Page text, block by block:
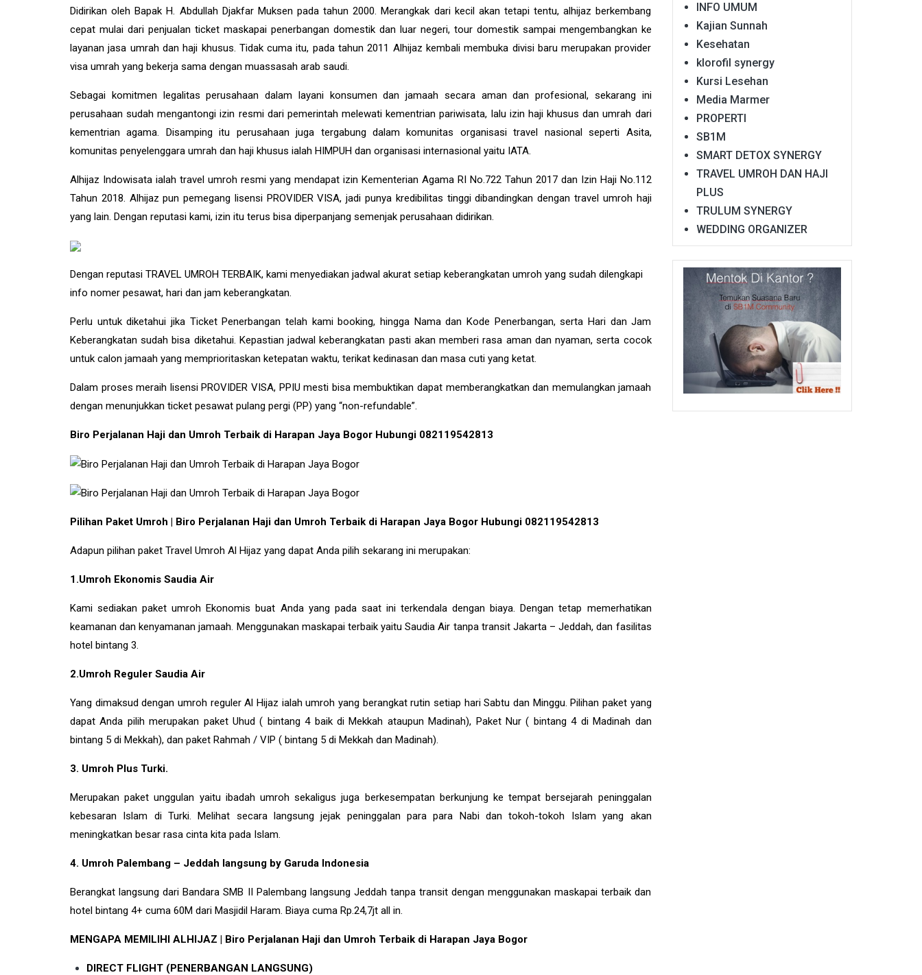
Didirikan oleh Bapak H. Abdullah Djakfar Muksen pada tahun 2000. Merangkak dari kecil akan tetapi tentu, alhijaz berkembang
cepat mulai dari penjualan ticket maskapai penerbangan domestik dan luar negeri, tour domestik sampai mengembangkan ke
layanan jasa umrah dan haji khusus. Tidak cuma itu, pada tahun 2011 Alhijaz kembali membuka divisi baru merupakan provider
visa umrah yang bekerja sama dengan muassasah arab saudi.
Sebagai komitmen legalitas perusahaan dalam layani konsumen dan jamaah secara aman dan profesional, sekarang ini
perusahaan sudah mengantongi izin resmi dari pemerintah melewati kementrian pariwisata, lalu izin haji khusus dan umrah dari
kementrian agama. Disamping itu perusahaan juga tergabung dalam komunitas organisasi travel nasional seperti Asita,
komunitas penyelenggara umrah dan haji khusus ialah HIMPUH dan organisasi internasional yaitu IATA.
Alhijaz Indowisataialah travel umroh resmi yang mendapat izin Kementerian Agama RI No.722 Tahun 2017 dan Izin Haji No.112
Tahun 2018. Alhijaz pun pemegang lisensi PROVIDER VISA, jadi punya kredibilitas tinggi dibandingkan dengan travel umroh haji
yang lain. Dengan reputasi kami, izin itu terus bisa diperpanjang semenjak perusahaan didirikan.
Dengan reputasi TRAVEL UMROH TERBAIK, kami menyediakan jadwal akurat setiap keberangkatan umroh yang sudah dilengkapi
info nomer pesawat, hari dan jam keberangkatan.
Perlu untuk diketahui jika Ticket Penerbangan telah kami booking, hingga Nama dan Kode Penerbangan, serta Hari dan Jam
Keberangkatan sudah bisa diketahui. Kepastian jadwal keberangkatan pasti akan memberi rasa aman dan nyaman, serta cocok
untuk calon jamaah yang memprioritaskan ketepatan waktu, terikat kedinasan dan masa cuti yang ketat.
Dalam proses meraih lisensi PROVIDER VISA, PPIU mesti bisa membuktikan dapat memberangkatkan dan memulangkan jamaah
dengan menunjukkan ticket pesawat pulang pergi (PP) yang “non-refundable”.
Biro Perjalanan Haji dan Umroh Terbaik di Harapan Jaya Bogor Hubungi 082119542813
Pilihan Paket Umroh | Biro Perjalanan Haji dan Umroh Terbaik di Harapan Jaya Bogor Hubungi 082119542813
Adapun pilihan paket Travel Umroh Al Hijaz yang dapat Anda pilih sekarang ini merupakan:
1.Umroh Ekonomis Saudia Air
Kami sediakan paket umroh Ekonomis buat Anda yang pada saat ini terkendala dengan biaya. Dengan tetap memerhatikan
keamanan dan kenyamanan jamaah. Menggunakan maskapai terbaik yaitu Saudia Air tanpa transit Jakarta – Jeddah, dan fasilitas
hotel bintang 3.
2.Umroh Reguler Saudia Air
Yang dimaksud dengan umroh reguler Al Hijaz ialah umroh yang berangkat rutin setiap hari Sabtu dan Minggu. Pilihan paket yang
dapat Anda pilih merupakan paket Uhud ( bintang 4 baik di Mekkah ataupun Madinah), Paket Nur ( bintang 4 di Madinah dan
bintang 5 di Mekkah), dan paket Rahmah / VIP ( bintang 5 di Mekkah dan Madinah).
3. Umroh Plus Turki.
Merupakan paket unggulan yaitu ibadah umroh sekaligus juga berkesempatan berkunjung ke tempat bersejarah peninggalan
kebesaran Islam diTurki. Melihat secara langsung jejak peninggalan para para Nabi dan tokoh-tokoh Islam yang akan
meningkatkan besar rasa cinta kita pada Islam.
4. Umroh Palembang – Jeddah langsung by Garuda Indonesia
Berangkat langsung dari Bandara SMB II Palembang langsung Jeddah tanpa transit dengan menggunakan maskapai terbaik dan
hotel bintang 4+ cuma 60M dari Masjidil Haram. Biaya cuma Rp.24,7jt all in.
MENGAPA MEMILIHI ALHIJAZ | Biro Perjalanan Haji dan Umroh Terbaik di Harapan Jaya Bogor
DIRECT FLIGHT (PENERBANGAN LANGSUNG)
INFO UMUM
Kajian Sunnah
Kesehatan
klorofil synergy
Kursi Lesehan
Media Marmer
PROPERTI
SB1M
SMART DETOX SYNERGY
TRAVEL UMROH DAN HAJI
PLUS
TRULUM SYNERGY
WEDDING ORGANIZER